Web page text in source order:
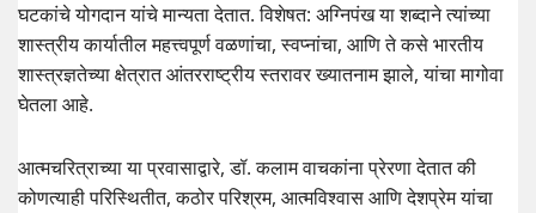
घटकांचे योगदान यांचे मान्यता देतात. विशेषत: अग्निपंख या शब्दाने त्यांच्या
शास्त्रीय कार्यातील महत्त्वपूर्ण वळणांचा, स्वप्नांचा, आणि ते कसे भारतीय
शास्त्रज्ञतेच्या क्षेत्रात आंतरराष्ट्रीय स्तरावर ख्यातनाम झाले, यांचा मागोवा
घेतला आहे.
आत्मचरित्राच्या या प्रवासाद्वारे, डॉ. कलाम वाचकांना प्रेरणा देतात की
कोणत्याही परिस्थितीत, कठोर परिश्रम, आत्मविश्वास आणि देशप्रेम यांचा